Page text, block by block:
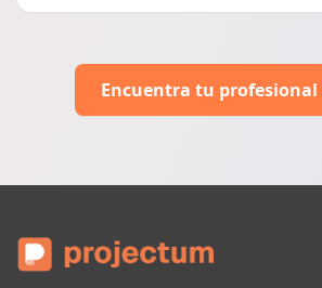
Encuentra tu profesional